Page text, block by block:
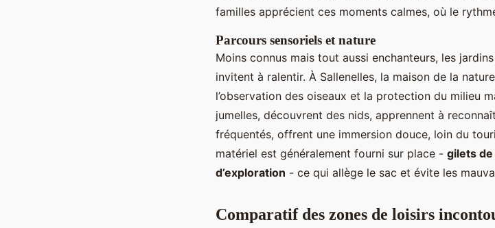
familles apprécient ces moments calmes, où le
Parcours sensoriels et nature
Moins connus mais tout aussi enchanteurs, les
invitent à ralentir. À Sallenelles, la maison de la
l’observation des oiseaux et la protection du milieu
jumelles, découvrent des nids, apprennent à
fréquentés, offrent une immersion douce, loin du
matériel est généralement fourni sur place - gilets
d’exploration - ce qui allège le sac et évite les
Comparatif des zones de loisirs